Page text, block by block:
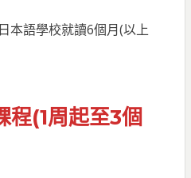
本語學校就讀6個月(以上
(1周起至3個